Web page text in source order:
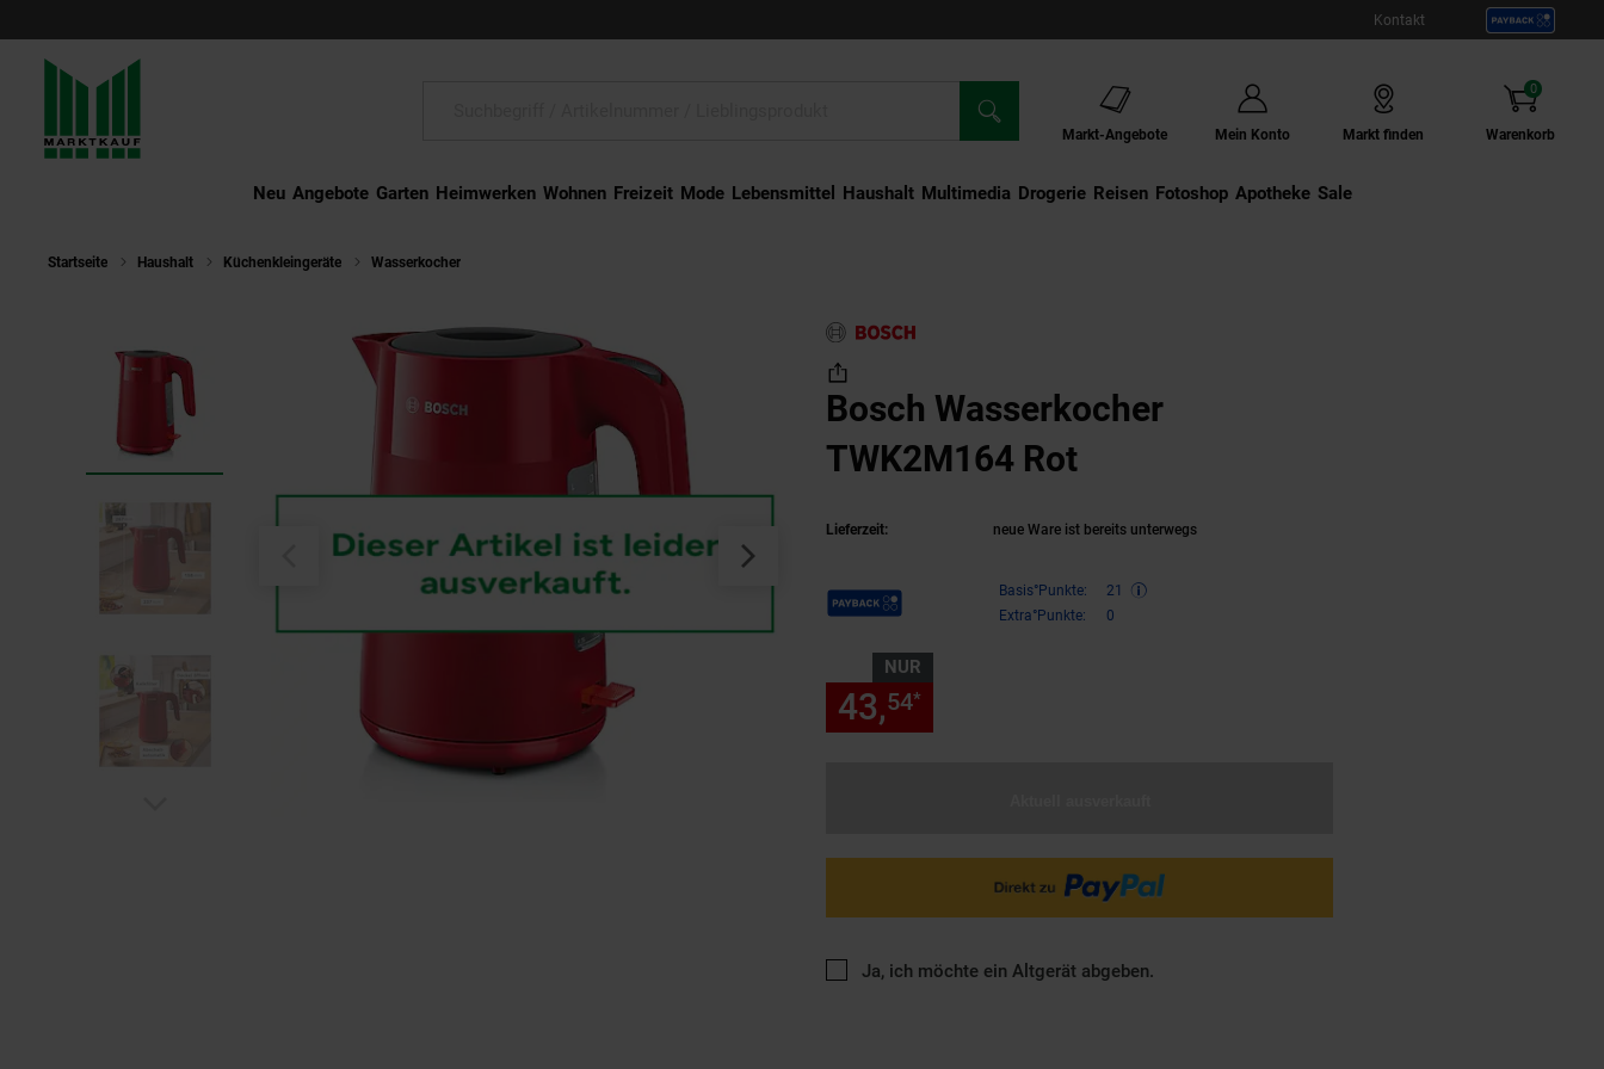
Kontakt
Markt-Angebote Mein Konto Markt finden Warenkorb
0
Artikel
Neu Angebote Garten Heimwerken Wohnen Freizeit Mode Lebensmittel Haushalt Multimedia Drogerie Externer Link:
Reisen Externer Link:
Fotoshop Externer Link:
Apotheke Sale
Startseite Haushalt Küchenkleingeräte Wasserkocher
Bosch Wasserkocher
TWK2M164 Rot
Lieferzeit: neue Ware ist bereits unterwegs
Payback Punkte Basis°Punkte:
21
Extra°Punkte:
0
NUR
43,54*
Ja, ich möchte ein Altgerät abgeben.